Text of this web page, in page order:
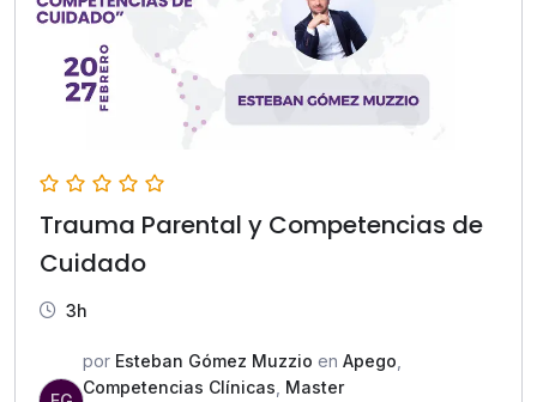
Trauma Parental y Competencias de
Cuidado
3h
por Esteban Gómez Muzzio en Apego
Competencias Clínicas Master